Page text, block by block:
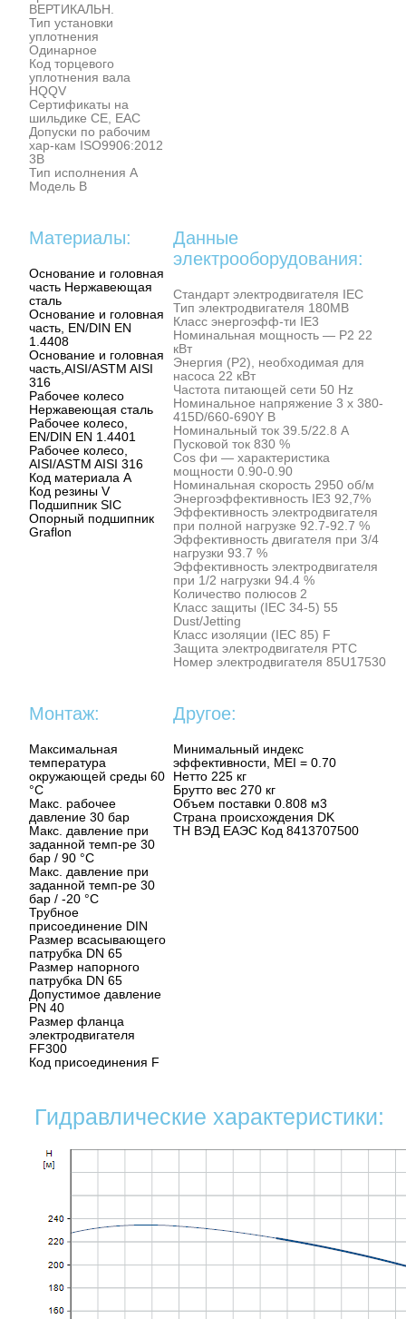
ВЕРТИКАЛЬН.
Тип установки
уплотнения
Одинарное
Код торцевого
уплотнения вала
HQQV
Сертификаты на
шильдике CE, EAC
Допуски по рабочим
хар-кам ISO9906:2012
3B
Тип исполнения A
Модель B
Материалы:
Основание и головная
часть Нержавеющая
сталь
Основание и головная
часть, EN/DIN EN
1.4408
Основание и головная
часть,AISI/ASTM AISI
316
Рабочее колесо
Нержавеющая сталь
Рабочее колесо,
EN/DIN EN 1.4401
Рабочее колесо,
AISI/ASTM AISI 316
Код материала A
Код резины V
Подшипник SIC
Опорный подшипник
Graflon
Данные
электрооборудования:
Стандарт электродвигателя IEC
Тип электродвигателя 180MB
Класс энергоэфф-ти IE3
Номинальная мощность — P2 22
кВт
Энергия (Р2), необходимая для
насоса 22 кВт
Частота питающей сети 50 Hz
Номинальное напряжение 3 x 380-
415D/660-690Y В
Номинальный ток 39.5/22.8 A
Пусковой ток 830 %
Cos фи — характеристика
мощности 0.90-0.90
Номинальная скорость 2950 об/м
Энергоэффективность IE3 92,7%
Эффективность электродвигателя
при полной нагрузке 92.7-92.7 %
Эффективность двигателя при 3/4
нагрузки 93.7 %
Эффективность электродвигателя
при 1/2 нагрузки 94.4 %
Количество полюсов 2
Класс защиты (IEC 34-5) 55
Dust/Jetting
Класс изоляции (IEC 85) F
Защита электродвигателя PTC
Номер электродвигателя 85U17530
Монтаж:
Максимальная
температура
окружающей среды 60
°C
Макс. рабочее
давление 30 бар
Макс. давление при
заданной темп-ре 30
бар / 90 °C
Макс. давление при
заданной темп-ре 30
бар / -20 °C
Трубное
присоединение DIN
Размер всасывающего
патрубка DN 65
Размер напорного
патрубка DN 65
Допустимое давление
PN 40
Размер фланца
электродвигателя
FF300
Код присоединения F
Другое:
Минимальный индекс
эффективности, MEI = 0.70
Нетто 225 кг
Брутто вес 270 кг
Объем поставки 0.808 м3
Cтрана происхождения DK
ТН ВЭД ЕАЭС Код 8413707500
Гидравлические характеристики: